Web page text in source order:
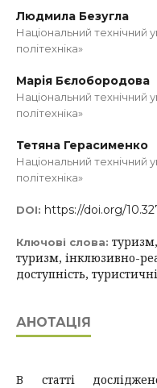
Людмила Безугла
Національний технічний
політехніка»
Марія Бєлобородова
Національний технічний
політехніка»
Тетяна Герасименко
Національний технічний
політехніка»
DOI: https://doi.org/
Ключові слова:
туризм, інклюзивно-
доступність,
АНОТАЦІЯ
В статті